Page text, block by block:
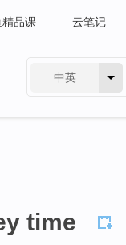
精品课 云笔记
中英
time